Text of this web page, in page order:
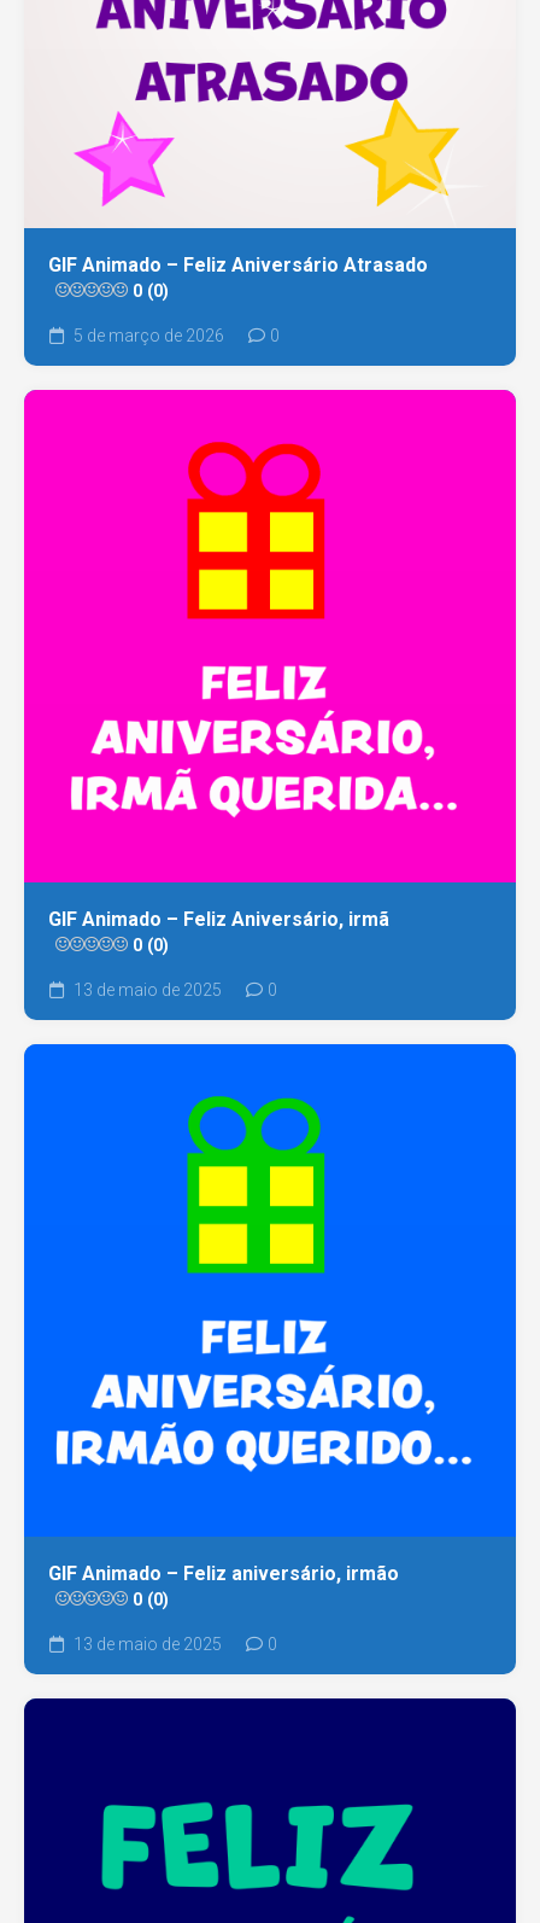
GIF Animado – Feliz Aniversário Atrasado
0 (0)
5 de março de 2026 0
GIF Animado – Feliz Aniversário, irmã
0 (0)
13 de maio de 2025 0
GIF Animado – Feliz aniversário, irmão
0 (0)
13 de maio de 2025 0